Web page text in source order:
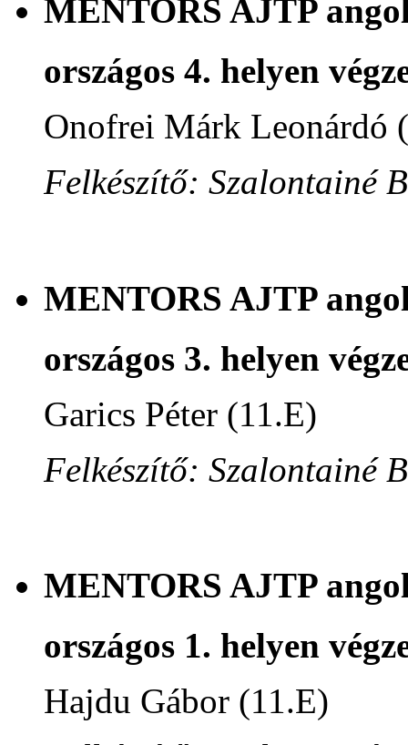
MENTORS AJTP
országos 4. helyen
Onofrei Márk Leonárdó
Felkészítő: Szalontainé
MENTORS AJTP
országos 3. helyen
Garics Péter (11.E)
Felkészítő: Szalontainé
MENTORS AJTP
országos 1. helyen
Hajdu Gábor (11.E)